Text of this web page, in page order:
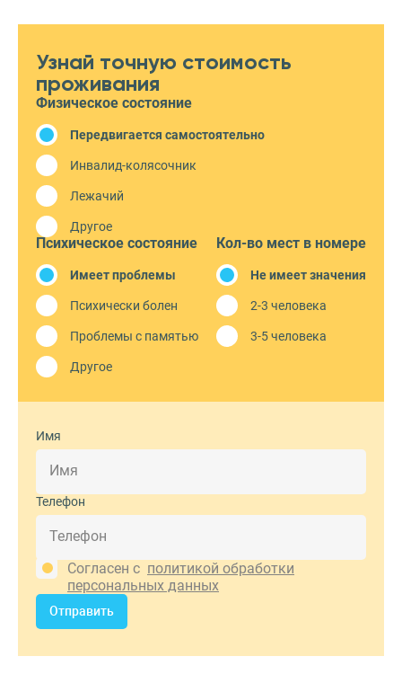
Узнай точную стоимость
проживания
Физическое состояние
Передвигается самостоятельно
Инвалид-колясочник
Лежачий
Другое
Психическое состояние
Имеет проблемы
Психически болен
Проблемы с памятью
Другое
Кол-во мест в номере
Не имеет значения
2-3 человека
3-5 человека
Имя
Телефон
Согласен с политикой обработки
персональных данных
Отправить